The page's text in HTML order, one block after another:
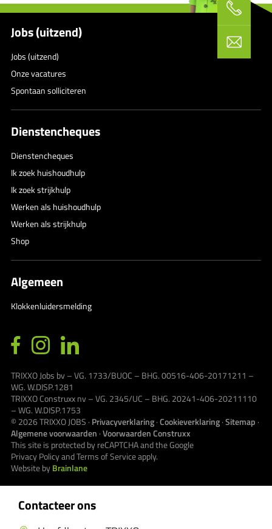
Contacteer ons
Jobs (uitzend)
Jobs (uitzend)
Onze vacatures
Spontaan solliciteren
Dienstencheques
Dienstencheques
Ik zoek huishoudhulp
Ik zoek strijkhulp
Werken als huishoudhulp
Werken als strijkhulp
Shop
Algemeen
Klokkenluidersmelding
TRIXXO Jobs bv – VG. 1733/BUOC – BHG. 00516-406-20171211 –
WG. W.DISP.1281
TRIXXO Construxx nv – VG. 2345/UC – BHG. 20241-406-20211110
– WG. W.DISP.1753
© 2026TRIXXO JOBS · Privacyverklaring·Cookieverklaring·Sitemap ·
Algemene voorwaarden ·Voorwaarden Construxx
This site is protected by reCAPTCHA and the Google
Privacy PolicyandTerms of Serviceapply.
Website byBrainlane